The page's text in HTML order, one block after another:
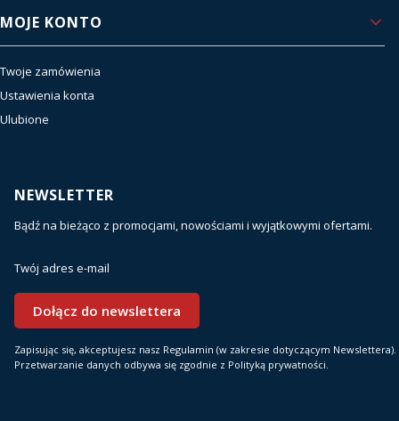
MOJE KONTO
Twoje zamówienia
Ustawienia konta
Ulubione
NEWSLETTER
Bądź na bieżąco z promocjami, nowościami i wyjątkowymi ofertami.
Twój adres e-mail
Dołącz do newslettera
Zapisując się, akceptujesz nasz Regulamin (w zakresie dotyczącym Newslettera).
Przetwarzanie danych odbywa się zgodnie z Polityką prywatności.